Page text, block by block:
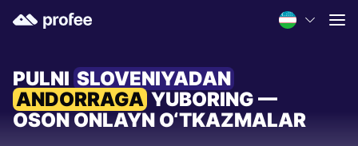
PULNI SLOVENIYADAN
ANDORRAGA YUBORING —
OSON ONLAYN O‘TKAZMALAR